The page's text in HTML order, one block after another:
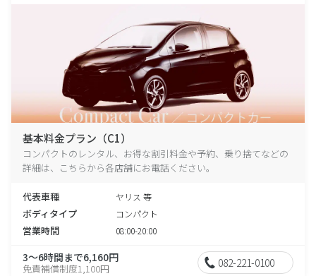
基本料金プラン（C1）
コンパクトのレンタル、お得な割引料金や予約、乗り捨てなどの
詳細は、こちらから各店舗にお電話ください。
代表車種 ヤリス 等
ボディタイプ コンパクト
営業時間 08:00-20:00
3～6時間まで6,160円
免責補償制度1,100円 082-221-0100